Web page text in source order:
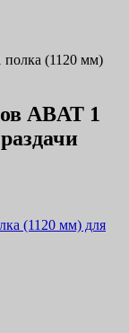
(1120 мм)
ABAT 1